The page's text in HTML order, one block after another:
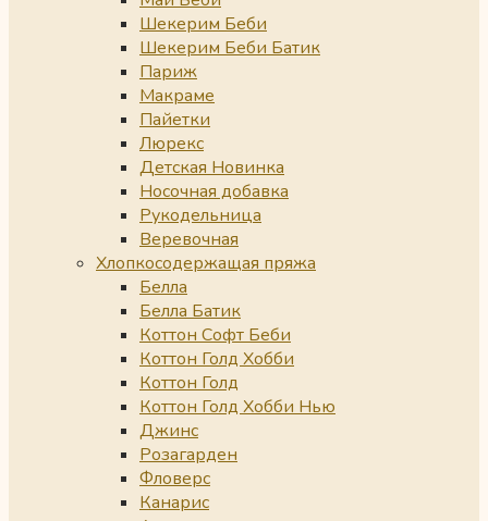
Шекерим Беби
Шекерим Беби Батик
Париж
Макраме
Пайетки
Люрекс
Детская Новинка
Носочная добавка
Рукодельница
Веревочная
Хлопкосодержащая пряжа
Белла
Белла Батик
Коттон Софт Беби
Коттон Голд Хобби
Коттон Голд
Коттон Голд Хобби Нью
Джинс
Розагарден
Фловерс
Канарис